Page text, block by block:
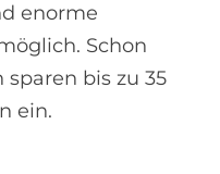
enorme
Schon
bis zu 35
ein.